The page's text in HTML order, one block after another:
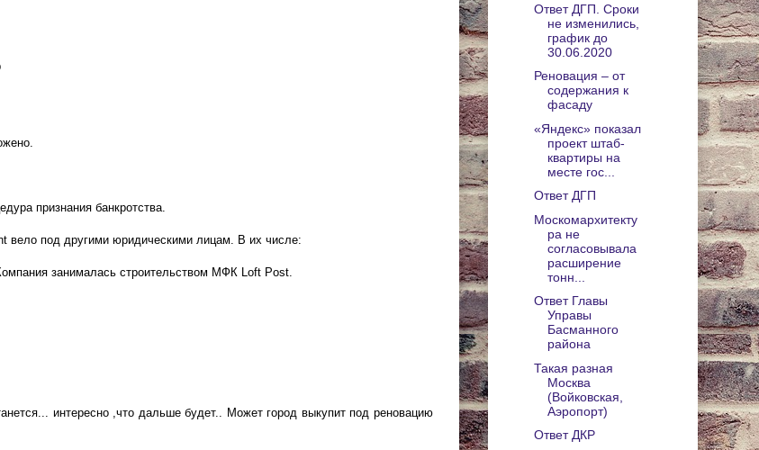
признания банкротства.
вело под другими юридическими лицам. В их числе:
занималась строительством МФК Loft Post.
интересно ,что дальше будет.. Может город выкупит под реновацию
Ответ ДГП. Сроки
не изменились,
график до
30.06.2020
Реновация – от
содержания к
фасаду
«Яндекс» показал
проект штаб-
квартиры на
месте гос...
Ответ ДГП
Москомархитекту
ра не
согласовывала
расширение
тонн...
Ответ Главы
Управы
Басманного
района
Такая разная
Москва
(Войковская,
Аэропорт)
Ответ ДКР